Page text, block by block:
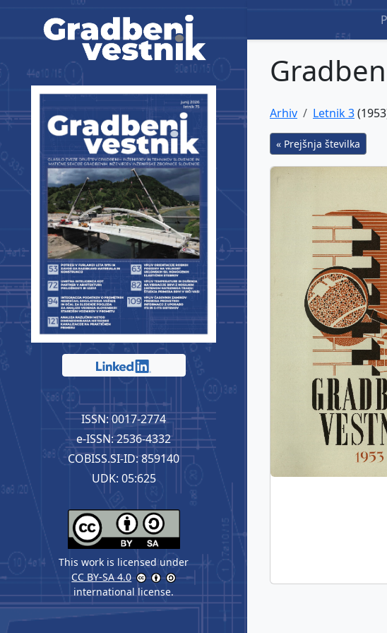
Gradbeni vestnik
ISSN: 0017-2774
e-ISSN: 2536-4332
COBISS.SI-ID: 859140
UDK: 05:625
This work is licensed under
CC BY-SA 4.0
international license.
Arhiv Letnik 3
« Prejšnja številka